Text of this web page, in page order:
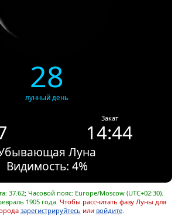
28
лунный день
Закат
14:44
Луна
Видимость: 4%
37.62; Часовой пояс: Europe/Moscow (UTC+02:30).
1905 года. Чтобы рассчитать фазу Луны для
зарегистрируйтесь или войдите.